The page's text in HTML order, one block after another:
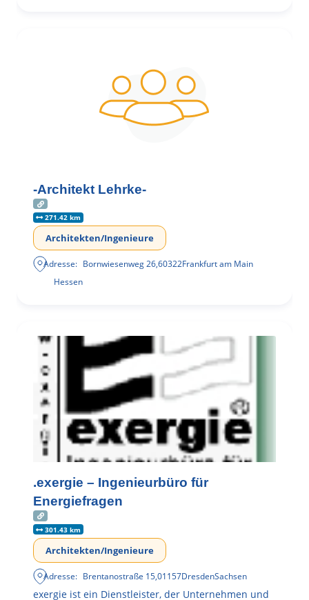
-Architekt Lehrke-
271.42 km
Architekten/Ingenieure
Adresse: Bornwiesenweg 26,60322Frankfurt am Main
Hessen
.exergie – Ingenieurbüro für
Energiefragen
301.43 km
Architekten/Ingenieure
Adresse: Brentanostraße 15,01157DresdenSachsen
exergie ist ein Dienstleister, der Unternehmen und